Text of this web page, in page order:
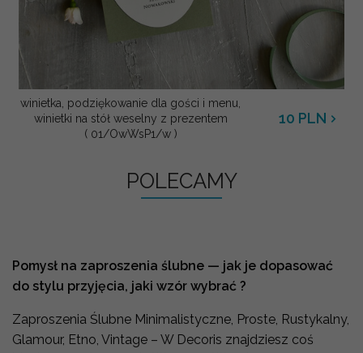
winietka, podziękowanie dla gości i menu,
winietki na stół weselny z prezentem
( 01/OwWsP1/w )
10 PLN
POLECAMY
Pomysł na zaproszenia ślubne — jak je dopasować
do stylu przyjęcia, jaki wzór wybrać ?
Zaproszenia Ślubne Minimalistyczne, Proste, Rustykalny,
Glamour, Etno, Vintage – W Decoris znajdziesz coś